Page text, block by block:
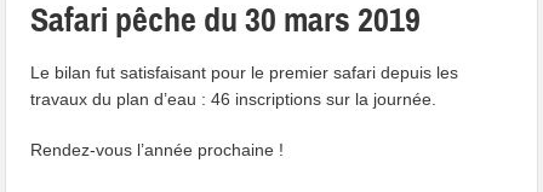
Safari pêche du 30 mars 2019
Le bilan fut satisfaisant pour le premier safari depuis les
travaux du plan d’eau : 46 inscriptions sur la journée.
Rendez-vous l’année prochaine !